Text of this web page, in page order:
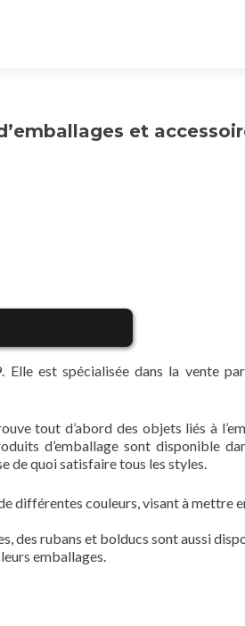
et
est spécialisée dans la vente
tout d’abord des objets liés à
d’emballage sont disponible
de quoi satisfaire tous les styles.
différentes couleurs, visant à mettre
des rubans et bolducs sont aussi
emballages.